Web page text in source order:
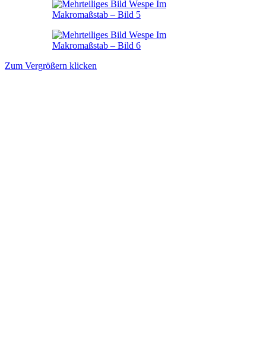
Zum Vergrößern klicken